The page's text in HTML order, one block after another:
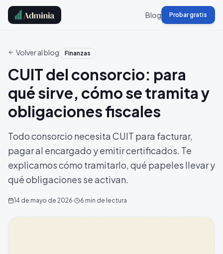
Blog Probar gratis
Volver al blog Finanzas
CUIT del consorcio: para
qué sirve, cómo se tramita y
obligaciones fiscales
Todo consorcio necesita CUIT para facturar,
pagar al encargado y emitir certificados. Te
explicamos cómo tramitarlo, qué papeles llevar y
qué obligaciones se activan.
14 de mayo de 2026· 6 min de lectura